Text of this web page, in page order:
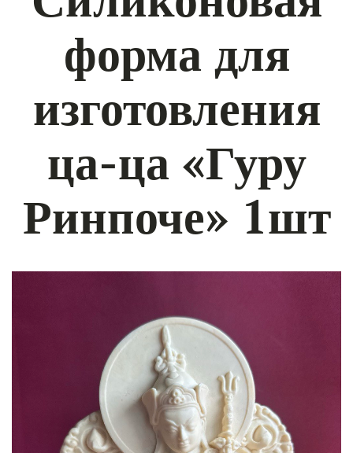
форма для
изготовления
ца-ца «Гуру
Ринпоче» 1шт